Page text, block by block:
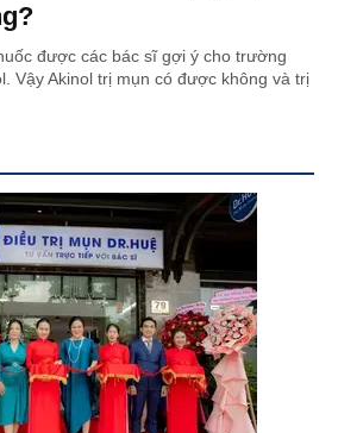
được các bác sĩ gợi ý cho trường
Vậy Akinol trị mụn có được không và trị